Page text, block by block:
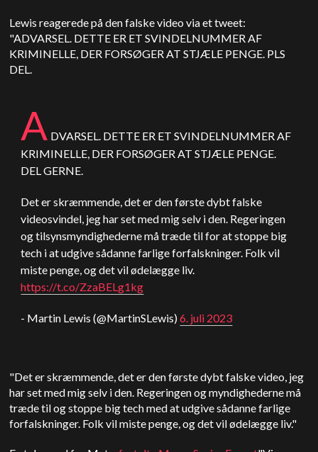
Lewis reagerede på den falske video via et tweet:
"ADVARSEL. DETTE ER ET SVINDELNUMMER AF
KRIMINELLE, DER FORSØGER AT STJÆLE PENGE. PLS
DEL.
A DVARSEL. DETTE ER ET SVINDELNUMMER AF
KRIMINELLE, DER FORSØGER AT STJÆLE PENGE.
DEL GERNE.
Det er skræmmende, det er den første dybt falske
videosvindel, jeg har set med mig selv i den. Regeringen
og tilsynsmyndighederne må træde til for at stoppe big
tech i at udgive sådanne farlige forfalskninger. Folk vil
miste penge, og det vil ødelægge liv.
https://t.co/ZzaBELg1kg
- Martin Lewis (@MartinSLewis)6. juli 2023
"Det er skræmmende, det er den første dybt falske video, jeg
har set med mig selv i den. Regeringen og myndighederne må
træde til og stoppe big tech med at udgive sådanne farlige
forfalskninger. Folk vil miste penge, og det vil ødelægge liv."